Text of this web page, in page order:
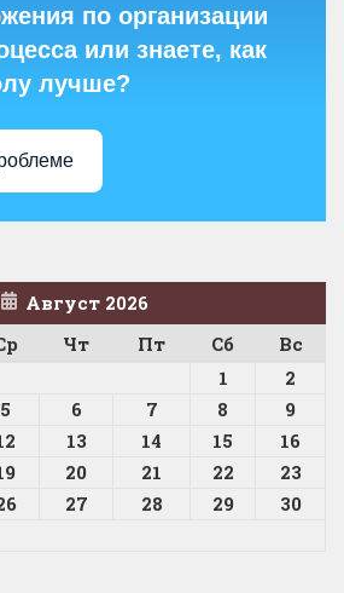
по организации
или знаете, как
лучше?
Август 2026
Чт Пт Сб
Вс
1
2
5 6 7 8
9
13 14 15
16
20 21 22
23
27 28 29
30